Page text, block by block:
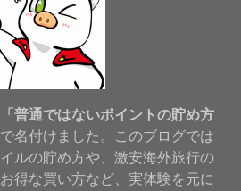
「普通ではないポイントの貯め方
名付けました。このブログでは
ルの貯め方や、激安海外旅行の
得な買い方など、実体験を元に